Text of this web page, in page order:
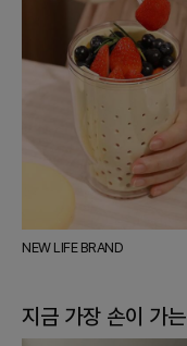
NEW LIFE BRAND
지금 가장 손이 가는